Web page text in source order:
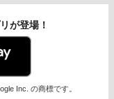
が登場！
Inc. の商標です。